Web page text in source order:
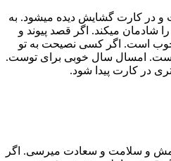
و در کارت گشایش دیده میشود. به
شادمان میکند. اگر قصد پیوند و
خوب است. اگر کسی نصیحت به تو
است. امسال سال خوبی برای توست.
در کارت پیدا شود.
و سلامت و سعادت میرسی. اگر